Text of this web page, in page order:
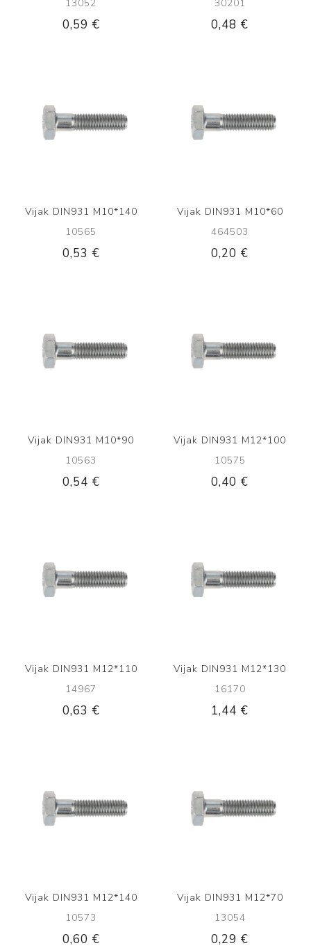
13052
0,59 €
30201
0,48 €
Vijak DIN931 M10*140
10565
0,53 €
Vijak DIN931 M10*60
464503
0,20 €
Vijak DIN931 M10*90
10563
0,54 €
Vijak DIN931 M12*100
10575
0,40 €
Vijak DIN931 M12*110
14967
0,63 €
Vijak DIN931 M12*130
16170
1,44 €
Vijak DIN931 M12*140
10573
0,60 €
Vijak DIN931 M12*70
13054
0,29 €